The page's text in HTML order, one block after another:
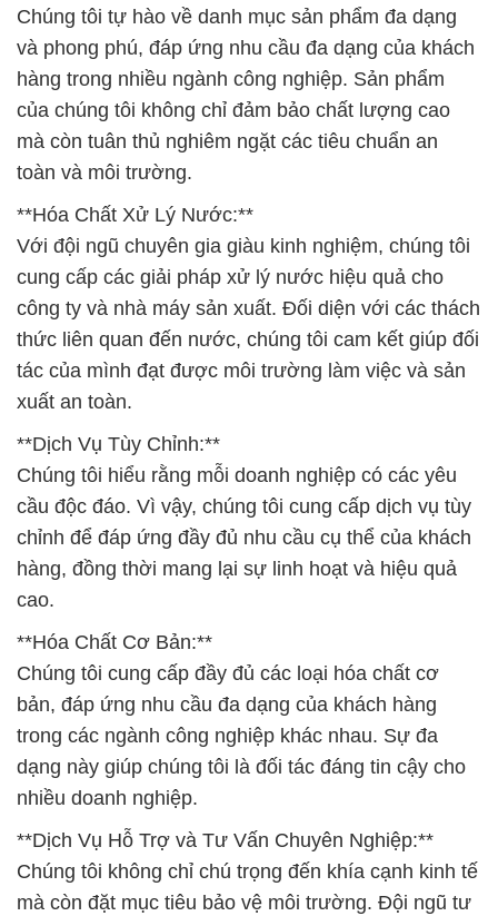
Chúng tôi tự hào về danh mục sản phẩm đa dạng
và phong phú, đáp ứng nhu cầu đa dạng của khách
hàng trong nhiều ngành công nghiệp. Sản phẩm
của chúng tôi không chỉ đảm bảo chất lượng cao
mà còn tuân thủ nghiêm ngặt các tiêu chuẩn an
toàn và môi trường.
**Hóa Chất Xử Lý Nước:**
Với đội ngũ chuyên gia giàu kinh nghiệm, chúng tôi
cung cấp các giải pháp xử lý nước hiệu quả cho
công ty và nhà máy sản xuất. Đối diện với các thách
thức liên quan đến nước, chúng tôi cam kết giúp đối
tác của mình đạt được môi trường làm việc và sản
xuất an toàn.
**Dịch Vụ Tùy Chỉnh:**
Chúng tôi hiểu rằng mỗi doanh nghiệp có các yêu
cầu độc đáo. Vì vậy, chúng tôi cung cấp dịch vụ tùy
chỉnh để đáp ứng đầy đủ nhu cầu cụ thể của khách
hàng, đồng thời mang lại sự linh hoạt và hiệu quả
cao.
**Hóa Chất Cơ Bản:**
Chúng tôi cung cấp đầy đủ các loại hóa chất cơ
bản, đáp ứng nhu cầu đa dạng của khách hàng
trong các ngành công nghiệp khác nhau. Sự đa
dạng này giúp chúng tôi là đối tác đáng tin cậy cho
nhiều doanh nghiệp.
**Dịch Vụ Hỗ Trợ và Tư Vấn Chuyên Nghiệp:**
Chúng tôi không chỉ chú trọng đến khía cạnh kinh tế
mà còn đặt mục tiêu bảo vệ môi trường. Đội ngũ tư